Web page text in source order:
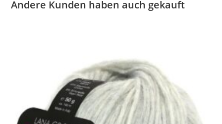
Andere Kunden haben auch gekauft